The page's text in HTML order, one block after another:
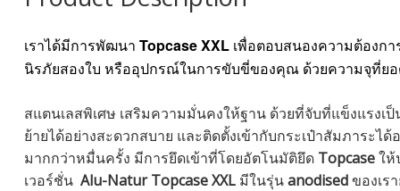
เราได้มีการพัฒนา Topcase XXL เพื่อตอบสนองความต้องก
นิรภัยสองใบ หรืออุปกรณ์ในการขับขี่ของคุณ ด้วยความจุที่ยอ
สแตนเลสพิเศษ เสริมความมั่นคงให้ฐาน ด้วยที่จับที่แข็งแรง
ย้ายได้อย่างสะดวกสบาย และติดตั้งเข้ากับกระเป๋าสัมภาระไ
มากกว่าหมื่นครั้ง มีการยึดเข้าที่โดยอัตโนมัติยึด Topcaseให้
เวอร์ชั่น Alu-Natur Topcase XXLมีในรุ่นanodisedของเร